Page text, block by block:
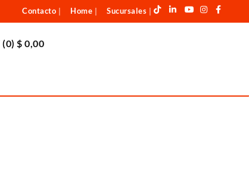
Contacto Home Sucursales
(0)$ 0,00